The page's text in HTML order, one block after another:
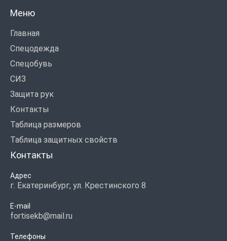
Меню
Главная
Спецодежда
Спецобувь
СИЗ
Защита рук
Контакты
Таблица размеров
Таблица защитных свойств
Контакты
Адрес
г. Екатеринбург, ул. Крестинского 8
E-mail
fortisekb@mail.ru
Телефоны